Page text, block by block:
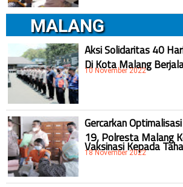
MALANG
Aksi Solidaritas 40
Di Kota Malang
10 November 2022
Gercarkan
19, Polresta Malang
Vaksinasi Kepada
18 November 2022